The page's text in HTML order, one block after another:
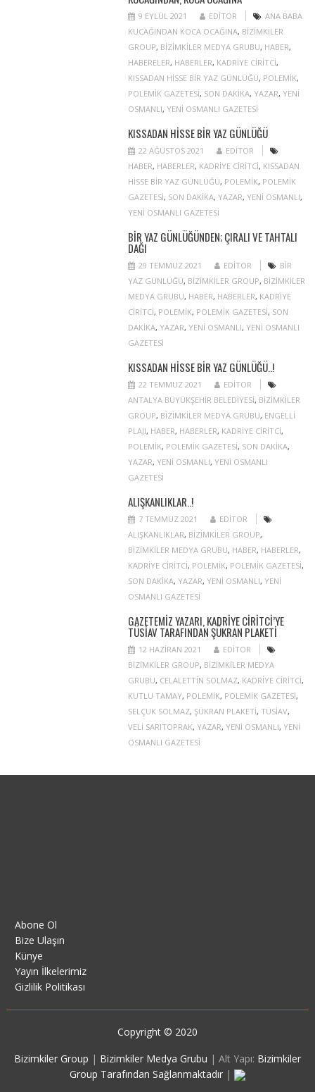
9 EYLÜL 2021 EDITOR
ANA BABA
KUCAĞINDAN KOCA OCAĞINA, BIZIMKILER
GROUP, BIZIMKILER MEDYA GRUBU, HABER,
HABERELER, HABERLER, KADRIYE CIRITCI,
KISSADAN HISSE BIR YAZ GÜNLÜĞÜ, POLEMIK,
POLEMIK GAZETESI, SON DAKIKA, YAZAR, YENI
OSMANLI, YENI OSMANLI GAZETESI
KISSADAN HISSE BIR YAZ GÜNLÜĞÜ
22 AĞUSTOS 2021
EDITOR
HABER, HABERLER, KADRIYE CIRITCI, KISSADAN
HISSE BIR YAZ GÜNLÜĞÜ, POLEMIK, POLEMIK
GAZETESI, SON DAKIKA, YAZAR, YENI OSMANLI,
YENI OSMANLI GAZETESI
BIR YAZ GÜNLÜĞÜNDEN; ÇIRALI VE TAHTALI
DAĞI
29 TEMMUZ 2021 EDITOR
BIR
YAZ GÜNLÜĞÜ, BIZIMKILER GROUP, BIZIMKILER
MEDYA GRUBU, HABER, HABERLER, KADRIYE
CIRITCI, POLEMIK, POLEMIK GAZETESI, SON
DAKIKA, YAZAR, YENI OSMANLI, YENI OSMANLI
GAZETESI
KISSADAN HISSE BIR YAZ GÜNLÜĞÜ..!
22 TEMMUZ 2021
EDITOR
ANTALYA BÜYÜKŞEHIR BELEDIYESI, BIZIMKILER
GROUP, BIZIMKILER MEDYA GRUBU, ENGELLI
PLAJI, HABER, HABERLER, KADRIYE CIRITCI,
POLEMIK, POLEMIK GAZETESI, SON DAKIKA,
YAZAR, YENI OSMANLI, YENI OSMANLI
GAZETESI
ALIŞKANLIKLAR..!
7 TEMMUZ 2021
EDITOR
ALIŞKANLIKLAR, BIZIMKILER GROUP,
BIZIMKILER MEDYA GRUBU, HABER, HABERLER,
KADRIYE CIRITCI, POLEMIK, POLEMIK GAZETESI,
SON DAKIKA, YAZAR, YENI OSMANLI, YENI
OSMANLI GAZETESI
GAZETEMIZ YAZARI, KADRIYE CIRITCI’YE
TÜSİAV TARAFINDAN ŞÜKRAN PLAKETI
12 HAZIRAN 2021
EDITOR
BIZIMKILER GROUP, BIZIMKILER MEDYA
GRUBU, CELALETTIN SOLMAZ, KADRIYE CIRITCI,
KUTLU TAMAY, POLEMIK, POLEMIK GAZETESI,
SELÇUK SOLMAZ, ŞÜKRAN PLAKETI, TÜSIAV,
VELI SARITOPRAK, YAZAR, YENI OSMANLI, YENI
OSMANLI GAZETESI
Abone Ol
Bize Ulaşın
Künye
Yayın İlkelerimiz
Gizlilik Politikası
Copyright © 2020
Bizimkiler Group | Bizimkiler Medya Grubu | Alt Yapı: Bizimkiler
Group Tarafından Sağlanmaktadır |